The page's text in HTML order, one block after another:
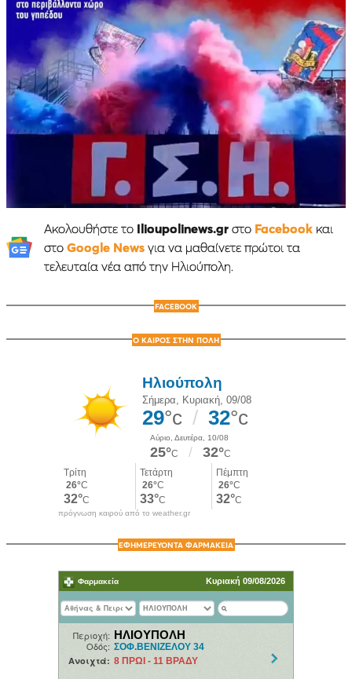
Ακολουθήστε το Ilioupolinews.grστο Facebookκαι
στο Google Newsγια να μαθαίνετε πρώτοι τα
τελευταία νέα από την Ηλιούπολη.
FACEBOOK
Ο ΚΑΙΡΟΣ ΣΤΗΝ ΠΟΛΗ
πρόγνωση καιρού από το weather.gr
ΕΦΗΜΕΡΕΥΟΝΤΑ ΦΑΡΜΑΚΕΙΑ